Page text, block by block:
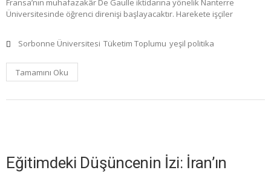
Fransa’nın muhafazakâr De Gaulle iktidarına yönelik Nanterre
Üniversitesinde öğrenci direnişi başlayacaktır. Harekete işçiler
Sorbonne Üniversitesi Tüketim Toplumu yeşil politika
Tamamını Oku
Eğitimdeki Düşüncenin İzi: İran’ın